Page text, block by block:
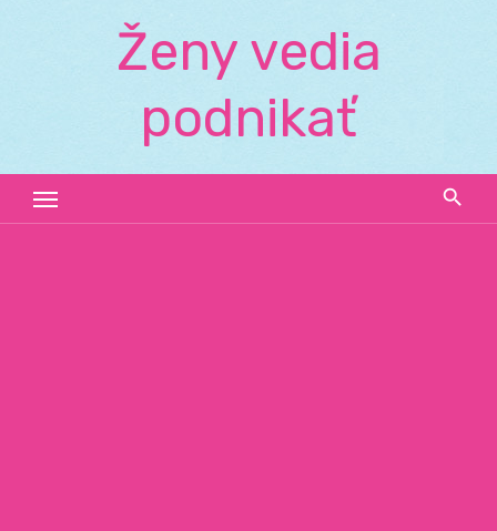
Ženy vedia
podnikať